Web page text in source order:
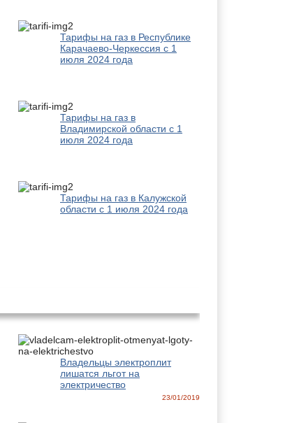
Тарифы на газ в Республике
Карачаево-Черкессия с 1
июля 2024 года
Тарифы на газ в
Владимирской области с 1
июля 2024 года
Тарифы на газ в Калужской
области с 1 июля 2024 года
Владельцы электроплит
лишатся льгот на
электричество
23/01/2019